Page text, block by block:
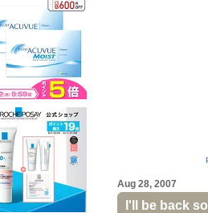
Aug 28, 2007
I'll be back